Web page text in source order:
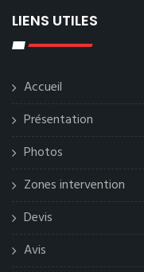
LIENS UTILES
Accueil
Présentation
Photos
Zones intervention
Devis
Avis